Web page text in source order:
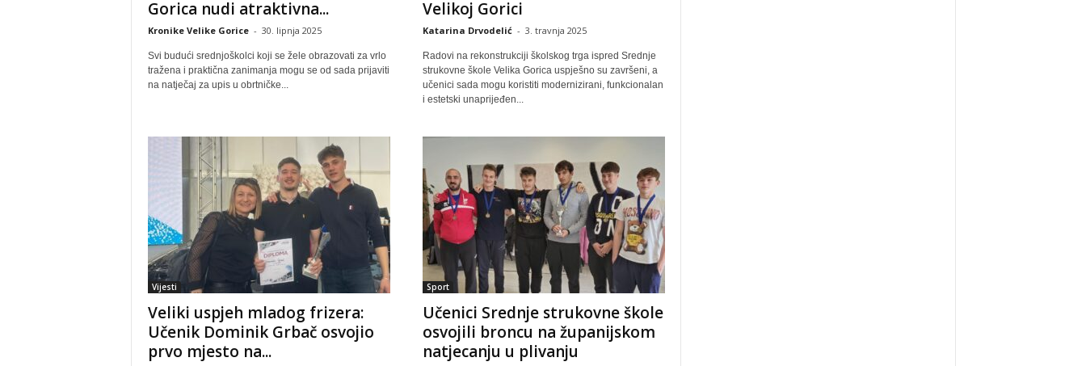
Gorica nudi atraktivna...
Kronike Velike Gorice - 30. lipnja 2025
Svi budući srednjoškolci koji se žele obrazovati za vrlo
tražena i praktična zanimanja mogu se od sada prijaviti
na natječaj za upis u obrtničke...
Velikoj Gorici
Katarina Drvodelić - 3. travnja 2025
Radovi na rekonstrukciji školskog trga ispred Srednje
strukovne škole Velika Gorica uspješno su završeni, a
učenici sada mogu koristiti modernizirani, funkcionalan
i estetski unaprijeđen...
Vijesti
Veliki uspjeh mladog frizera:
Učenik Dominik Grbač osvojio
prvo mjesto na...
Sport
Učenici Srednje strukovne škole
osvojili broncu na županijskom
natjecanju u plivanju